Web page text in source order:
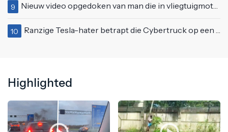
9 Nieuw video opgedoken van man die in vliegtuigmotor springt op vliegveld Milaan
10 Ranzige Tesla-hater betrapt die Cybertruck op een 'speciale bruine coating' trakteert
Highlighted